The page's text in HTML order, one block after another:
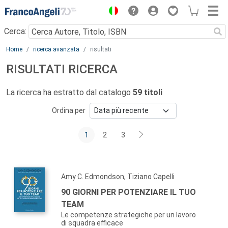
Menu
Cerca:
Main content
Home ricerca avanzata risultati
RISULTATI RICERCA
La ricerca ha estratto dal catalogo 59 titoli
Ordina per
1 2 3
Amy C. Edmondson, Tiziano Capelli
90 GIORNI PER POTENZIARE IL TUO
TEAM
Le competenze strategiche per un lavoro
di squadra efficace